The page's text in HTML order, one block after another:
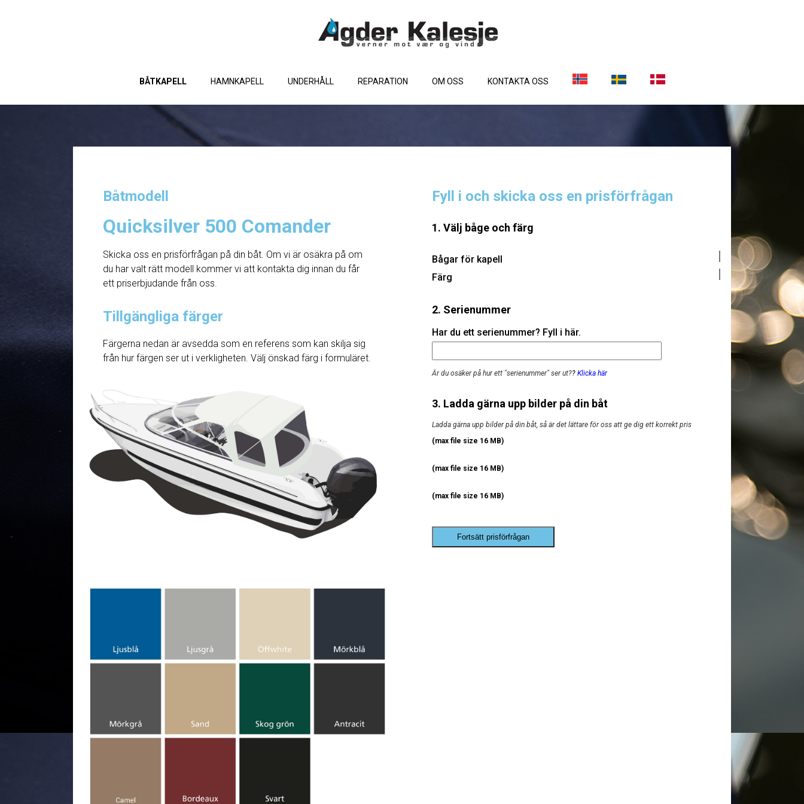
BÅTKAPELL HAMNKAPELL UNDERHÅLL REPARATION OM OSS KONTAKTA OSS
Båtmodell
Quicksilver 500 Comander
Skicka oss en prisförfrågan på din båt. Om vi ​​är osäkra på om
du har valt rätt modell kommer vi att kontakta dig innan du får
ett priserbjudande från oss.
Tillgängliga färger
Färgerna nedan är avsedda som en referens som kan skilja sig
från hur färgen ser ut i verkligheten. Välj önskad färg i formuläret.
Fyll i och skicka oss en prisförfrågan
1. Välj båge och färg
Bågar för kapell
Färg
2. Serienummer
Har du ett serienummer? Fyll i här.
Är du osäker på hur ett "serienummer" ser ut?? Klicka här
3. Ladda gärna upp bilder på din båt
Ladda gärna upp bilder på din båt, så är det lättare för oss att ge dig ett korrekt pris
(max file size 16 MB)
(max file size 16 MB)
(max file size 16 MB)
Fortsätt prisförfrågan